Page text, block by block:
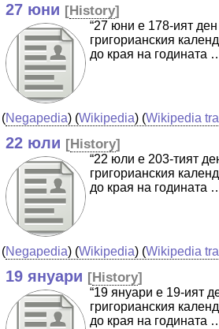
27 юни [History]
“27 юни е 178-ият
григорианския
до края на годината
(Negapedia) (Wikipedia) (Wikipedia
22 юли [History]
“22 юли е 203-тият
григорианския
до края на годината
(Negapedia) (Wikipedia) (Wikipedia
19 януари [History]
“19 януари е 19-ият
григорианския
до края на годината